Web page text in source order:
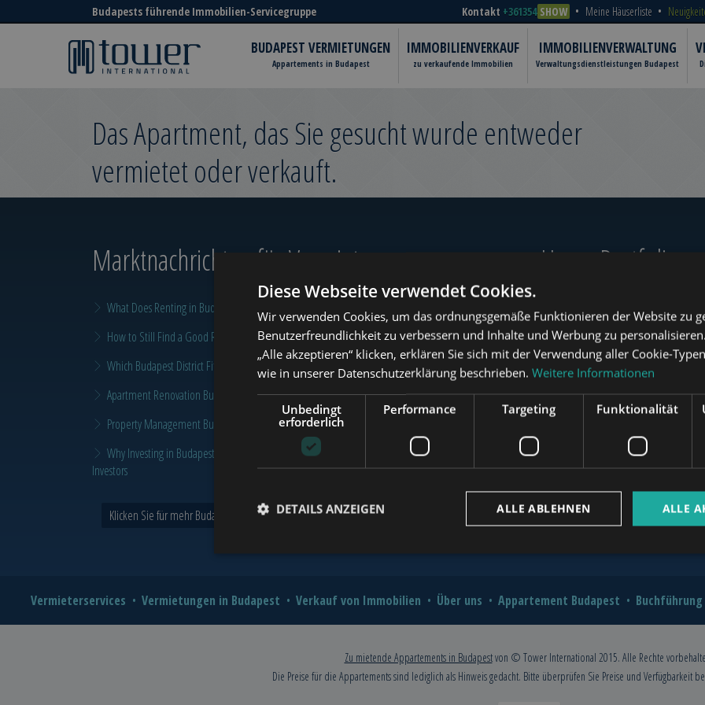
Budapests führende Immobilien-Servicegruppe Kontakt +361354 SHOW Meine Häuserliste
BUDAPEST VERMIETUNGEN
Appartements in Budapest
IMMOBILIENVERKAUF
zu verkaufende Immobilien
IMMOBILIENVERWALTUNG
Verwaltungsdienstleistungen Budapest
Das Apartment, das Sie gesucht wurde entweder
vermietet oder verkauft.
Marktnachrichten für Vermieter‎
What Does Renting in Budapest Really Cost?
How to Still Find a Good Rental in Budapest at the End of August
Which Budapest District Fits Which Property Investor in 2026?
Apartment Renovation Budapest: How to Plan a Smarter Renovation for Value and Comfort
Property Management Budapest: When Does It Make Sense to Hire a Professional?
Why Investing in Budapest Real Estate is a Smart Move in 2026: A Comprehensive Guide for
Investors
Klicken Sie für mehr Budapest und Tower Nachrichten >
Unser Portfolio
www.tower-investments.com
www.mybudapesthome.com
Vermieterservices Vermietungen in Budapest Verkauf von Immobilien Über uns Appartement Budapest
Zu mietende Appartements in Budapestvon © Tower International 2015. Alle Rechte
Die Preise für die Appartements sind lediglich als Hinweis gedacht. Bitte überprüfen Sie Preise und Verfügbarkeit
Diese Webseite verwendet Cookies.
Wir verwenden Cookies, um das ordnungsgemäße Funktionieren der Website zu
Benutzerfreundlichkeit zu verbessern und Inhalte und Werbung zu
„Alle akzeptieren“ klicken, erklären Sie sich mit der Verwendung aller Cookie-
wie in unserer Datenschutzerklärung beschrieben. Weitere Informationen
Unbedingt
erforderlich
Performance Targeting Funktionalität
ALLE
ALLE ABLEHNEN
DETAILS ANZEIGEN